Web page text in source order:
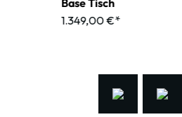
1.349,00 €*